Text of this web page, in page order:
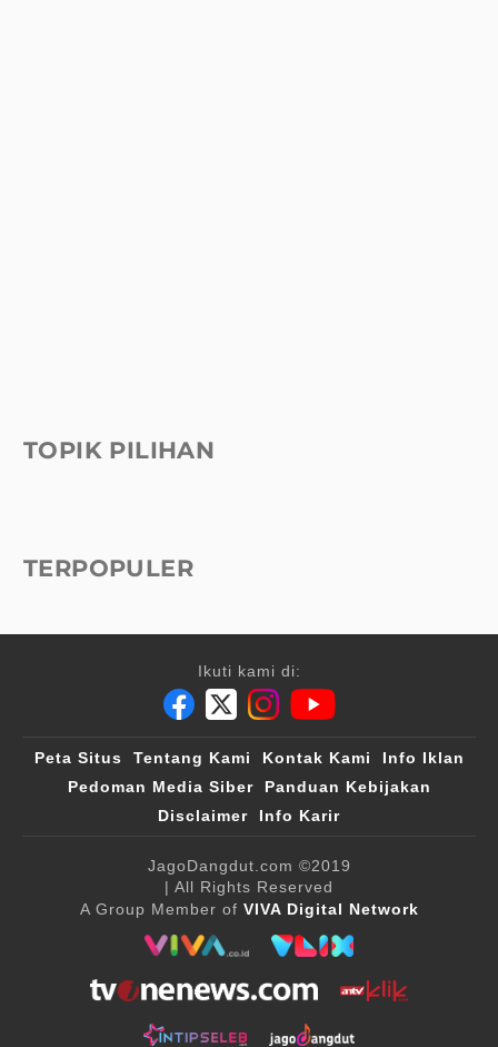
TOPIK PILIHAN
TERPOPULER
Ikuti kami di:
Peta Situs Tentang Kami Kontak Kami
Info Iklan
Pedoman Media Siber
Panduan Kebijakan
Disclaimer
Info Karir
JagoDangdut.com ©2019
| All Rights Reserved
A Group Member of VIVA Digital Network